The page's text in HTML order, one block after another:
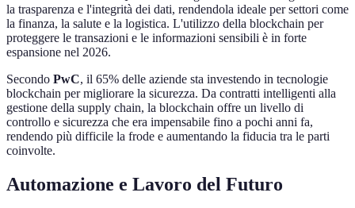
la trasparenza e l'integrità dei dati, rendendola ideale per settori come
la finanza, la salute e la logistica. L'utilizzo della blockchain per
proteggere le transazioni e le informazioni sensibili è in forte
espansione nel 2026.
Secondo PwC, il 65% delle aziende sta investendo in tecnologie
blockchain per migliorare la sicurezza. Da contratti intelligenti alla
gestione della supply chain, la blockchain offre un livello di
controllo e sicurezza che era impensabile fino a pochi anni fa,
rendendo più difficile la frode e aumentando la fiducia tra le parti
coinvolte.
Automazione e Lavoro del Futuro